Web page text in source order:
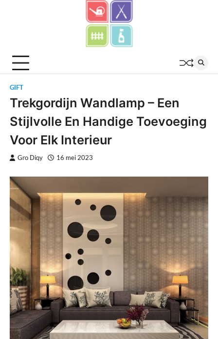
GIFT
Trekgordijn Wandlamp – Een
Stijlvolle En Handige Toevoeging
Voor Elk Interieur
Gro Diqy 16 mei 2023